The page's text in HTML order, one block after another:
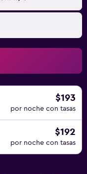
$193
por noche con tasas
$192
por noche con tasas